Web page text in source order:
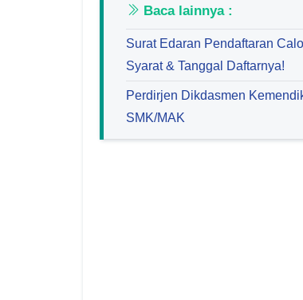
Baca lainnya :
Surat Edaran Pendaftaran
Syarat & Tanggal Daftarnya!
Perdirjen Dikdasmen
SMK/MAK